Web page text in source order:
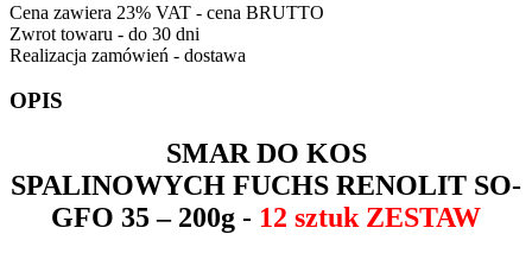
Cena zawiera 23% VAT - cena BRUTTO
Zwrot towaru - do 30 dni
Realizacja zamówień - dostawa
OPIS
SMAR DO KOS
SPALINOWYCH FUCHS RENOLIT SO-
GFO 35– 200g - 12 sztuk ZESTAW